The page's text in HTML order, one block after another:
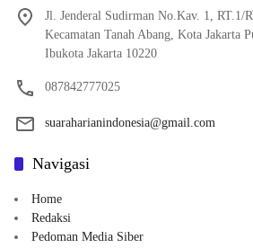
Jl. Jenderal Sudirman No.Kav. 1, RT.1/
Kecamatan Tanah Abang, Kota Jakarta
Ibukota Jakarta 10220
087842777025
suaraharianindonesia@gmail.com
Navigasi
Home
Redaksi
Pedoman Media Siber